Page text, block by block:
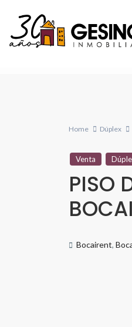
Home Dúplex
Venta
PISO
Bocairent,